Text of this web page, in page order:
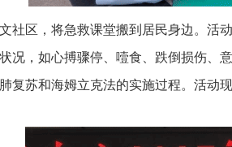
社区，将急救课堂搬到居民身边。 活
况，如心搏骤停、 噎食、跌倒损伤、
复苏和海姆立克法的实施过程。活动